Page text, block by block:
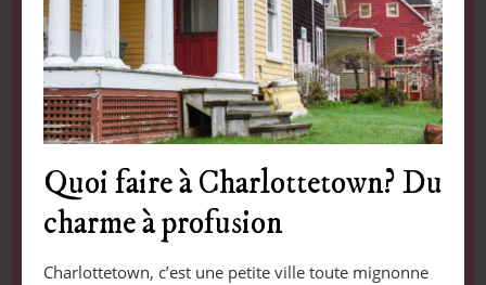
Quoi faire à Charlottetown? Du
charme à profusion
Charlottetown, c’est une petite ville toute mignonne